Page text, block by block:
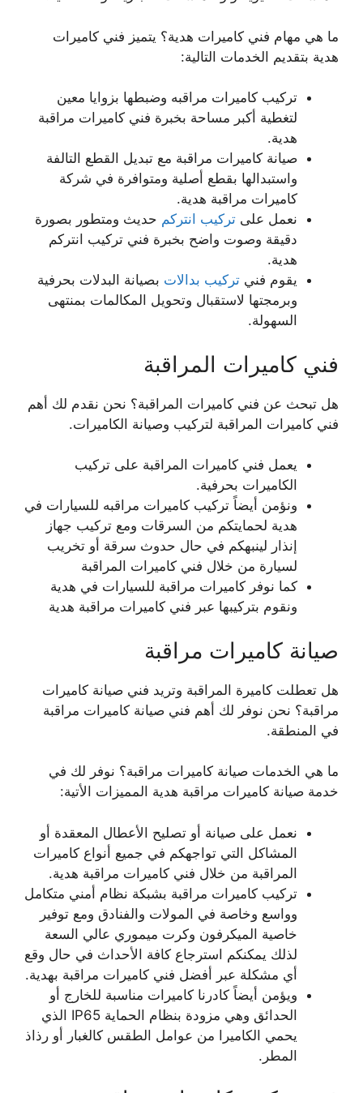
ما هي مهام فني كاميرات هدية؟ يتميز فني كاميرات
هدية بتقديم الخدمات التالية:
تركيب كاميرات مراقبه وضبطها بزوايا معين
لتغطية أكبر مساحة بخبرة فني كاميرات مراقبة
هدية.
صيانة كاميرات مراقبة مع تبديل القطع التالفة
واستبدالها بقطع أصلية ومتوافرة في شركة
كاميرات مراقبة هدية.
نعمل على تركيب انتركم حديث ومتطور بصورة
دقيقة وصوت واضح بخبرة فني تركيب انتركم
هدية.
يقوم فني تركيب بدالات بصيانة البدلات بحرفية
وبرمجتها لاستقبال وتحويل المكالمات بمنتهى
السهولة.
فني كاميرات المراقبة
هل تبحث عن فني كاميرات المراقبة؟ نحن نقدم لك أهم
فني كاميرات المراقبة لتركيب وصيانة الكاميرات.
يعمل فني كاميرات المراقبة على تركيب
الكاميرات بحرفية.
ونؤمن أيضاً تركيب كاميرات مراقبه للسيارات في
هدية لحمايتكم من السرقات ومع تركيب جهاز
إنذار لينبهكم في حال حدوث سرقة أو تخريب
لسيارة من خلال فني كاميرات المراقبة
كما نوفر كاميرات مراقبة للسيارات في هدية
ونقوم بتركيبها عبر فني كاميرات مراقبة هدية
صيانة كاميرات مراقبة
هل تعطلت كاميرة المراقبة وتريد فني صيانة كاميرات
مراقبة؟ نحن نوفر لك أهم فني صيانة كاميرات مراقبة
في المنطقة.
ما هي الخدمات صيانة كاميرات مراقبة؟ نوفر لك في
خدمة صيانة كاميرات مراقبة هدية المميزات الأتية:
نعمل على صيانة أو تصليح الأعطال المعقدة أو
المشاكل التي تواجهكم في جميع أنواع كاميرات
المراقبة من خلال فني كاميرات مراقبة هدية.
تركيب كاميرات مراقبة بشبكة نظام أمني متكامل
وواسع وخاصة في المولات والفنادق ومع توفير
خاصية الميكرفون وكرت ميموري عالي السعة
لذلك يمكنكم استرجاع كافة الأحداث في حال وقع
أي مشكلة عبر أفضل فني كاميرات مراقبة بهدية.
ويؤمن أيضاً كادرنا كاميرات مناسبة للخارج أو
الحدائق وهي مزودة بنظام الحماية IP65 الذي
يحمي الكاميرا من عوامل الطقس كالغبار أو رذاذ
المطر.